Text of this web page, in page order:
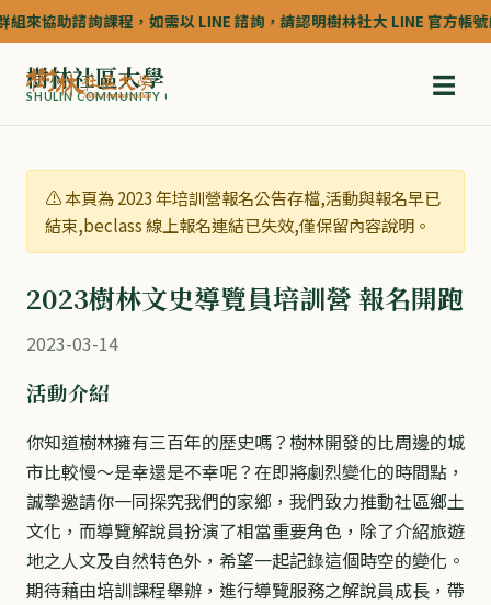
來協助諮詢課程，如需以 LINE 諮詢，請認明樹林社大 LINE 官方帳
樹林社區大學
SHULIN COMMUNITY COLLEGE ☰
⚠️ 本頁為 2023 年培訓營報名公告存檔,活動與報名早已
結束,beclass 線上報名連結已失效,僅保留內容說明。
2023樹林文史導覽員培訓營 報名開跑
2023-03-14
活動介紹
你知道樹林擁有三百年的歷史嗎？樹林開發的比周邊的城
市比較慢～是幸還是不幸呢？在即將劇烈變化的時間點，
誠摯邀請你一同探究我們的家鄉，我們致力推動社區鄉土
文化，而導覽解說員扮演了相當重要角色，除了介紹旅遊
地之人文及自然特色外，希望一起記錄這個時空的變化。
期待藉由培訓課程舉辦，進行導覽服務之解說員成長，帶